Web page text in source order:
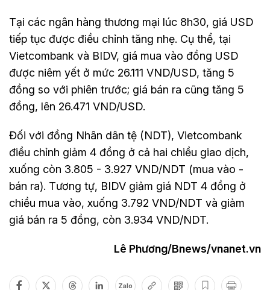
Tại các ngân hàng thương mại lúc 8h30, giá USD
tiếp tục được điều chỉnh tăng nhẹ. Cụ thể, tại
Vietcombank và BIDV, giá mua vào đồng USD
được niêm yết ở mức 26.111 VND/USD, tăng 5
đồng so với phiên trước; giá bán ra cũng tăng 5
đồng, lên 26.471 VND/USD.
Đối với đồng Nhân dân tệ (NDT), Vietcombank
điều chỉnh giảm 4 đồng ở cả hai chiều giao dịch,
xuống còn 3.805 - 3.927 VND/NDT (mua vào -
bán ra). Tương tự, BIDV giảm giá NDT 4 đồng ở
chiều mua vào, xuống 3.792 VND/NDT và giảm
giá bán ra 5 đồng, còn 3.934 VND/NDT.
Lê Phương/Bnews/vnanet.vn
Zalo